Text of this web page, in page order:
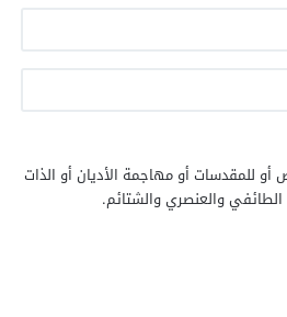
أو للمقدسات أو مهاجمة الأديان أو الذات
الطائفي والعنصري والشتائم.